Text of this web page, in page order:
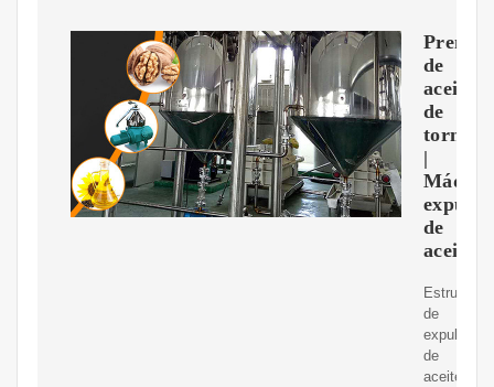
Prensa
de
aceite
de
tornillo
|
de
aceite
Estructura
de
expulsor
de
aceite